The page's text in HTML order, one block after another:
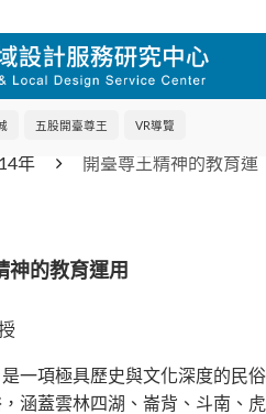
五股開臺尊王 VR導覽
年
開臺尊王精神的教育運
神的教育運用
一項極具歷史與文化深度的民俗
涵蓋雲林四湖、崙背、斗南、虎